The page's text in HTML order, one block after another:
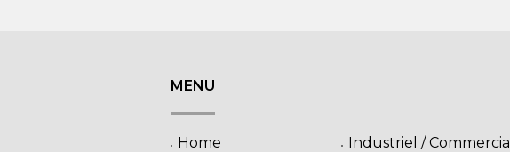
MENU
Home
Industriel / Commercial